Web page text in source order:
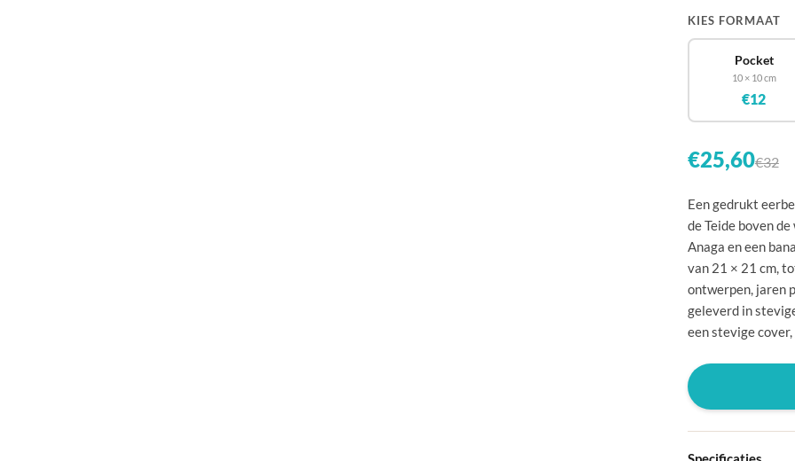
🇧🇪
🇩🇪
KIES FORMAAT
Pocket
10 × 10 cm
€12
€25,60€32
Een gedrukt
de Teide boven
Anaga en een
van 21 × 21 cm,
ontwerpen, jaren
geleverd in
een stevige